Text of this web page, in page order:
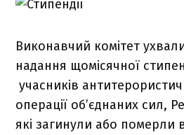
Виконавчий комітет
надання щомісячної
учасників
операції об’єднаних сил,
які загинули або померли